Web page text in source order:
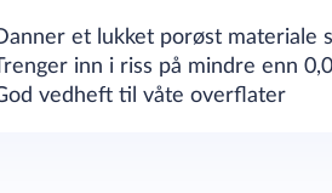
et lukket porøst materiale
inn i riss på mindre enn
vedheft til våte overflater